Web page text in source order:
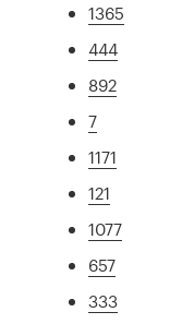
1365
444
892
7
1171
121
1077
657
333